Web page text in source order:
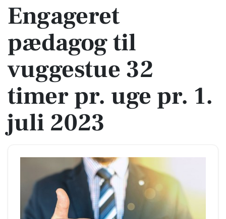
Engageret
pædagog til
vuggestue 32
timer pr. uge pr. 1.
juli 2023